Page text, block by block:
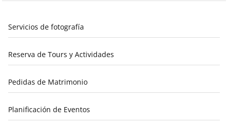
Servicios de fotografía
Reserva de Tours y Actividades
Pedidas de Matrimonio
Planificación de Eventos